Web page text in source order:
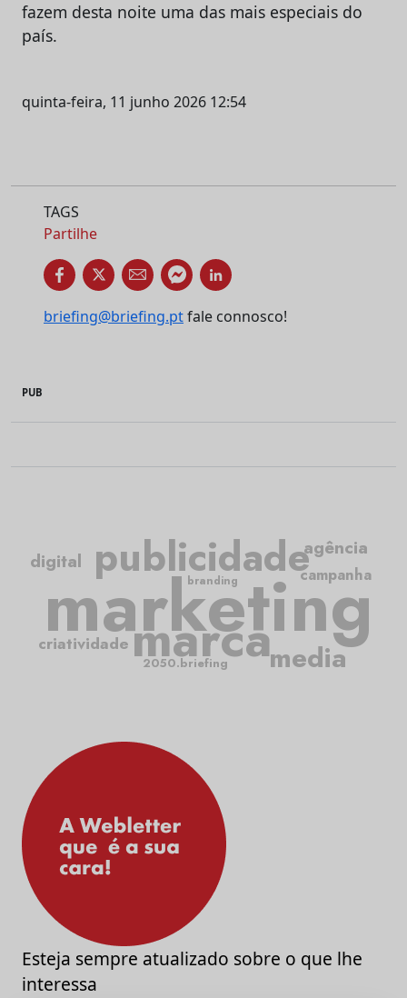
fazem desta noite uma das mais especiais do
país.
quinta-feira, 11 junho 2026 12:54
TAGS
Partilhe
briefing@briefing.ptfale connosco!
PUB
marketing
publicidade
marca
criatividade
campanha
media
agência
digital
2050.briefing
branding
Esteja sempre atualizado sobre o que lhe
interessa